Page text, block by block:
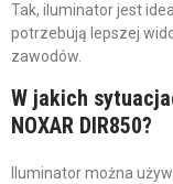
Tak, iluminator jest
potrzebują lepszej
zawodów.
W jakich
NOXAR DIR850?
Iluminator można